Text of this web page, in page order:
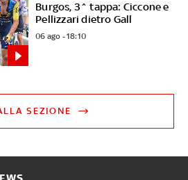
Burgos, 3^ tappa: Ciccone e
Pellizzari dietro Gall
06 ago - 18:10
SEZIONE